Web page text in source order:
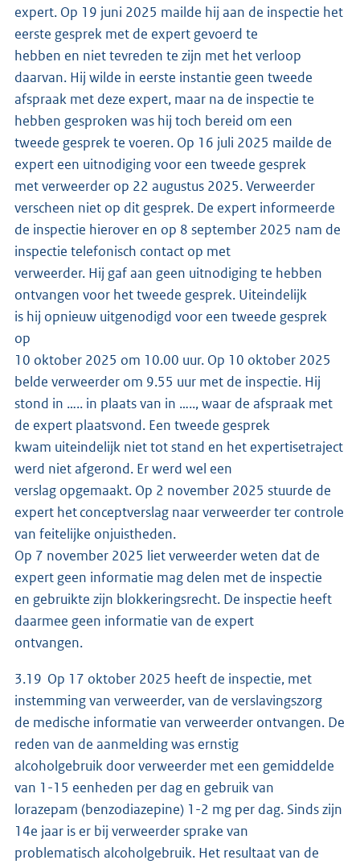
expert. Op 19 juni 2025 mailde hij aan de inspectie het
eerste gesprek met de expert gevoerd te
hebben en niet tevreden te zijn met het verloop
daarvan. Hij wilde in eerste instantie geen tweede
afspraak met deze expert, maar na de inspectie te
hebben gesproken was hij toch bereid om een
tweede gesprek te voeren. Op 16 juli 2025 mailde de
expert een uitnodiging voor een tweede gesprek
met verweerder op 22 augustus 2025. Verweerder
verscheen niet op dit gesprek. De expert informeerde
de inspectie hierover en op 8 september 2025 nam de
inspectie telefonisch contact op met
verweerder. Hij gaf aan geen uitnodiging te hebben
ontvangen voor het tweede gesprek. Uiteindelijk
is hij opnieuw uitgenodigd voor een tweede gesprek
op
10 oktober 2025 om 10.00 uur. Op 10 oktober 2025
belde verweerder om 9.55 uur met de inspectie. Hij
stond in ….. in plaats van in ….., waar de afspraak met
de expert plaatsvond. Een tweede gesprek
kwam uiteindelijk niet tot stand en het expertisetraject
werd niet afgerond. Er werd wel een
verslag opgemaakt. Op 2 november 2025 stuurde de
expert het conceptverslag naar verweerder ter controle
van feitelijke onjuistheden.
Op 7 november 2025 liet verweerder weten dat de
expert geen informatie mag delen met de inspectie
en gebruikte zijn blokkeringsrecht. De inspectie heeft
daarmee geen informatie van de expert
ontvangen.
3.19 Op 17 oktober 2025 heeft de inspectie, met
instemming van verweerder, van de verslavingszorg
de medische informatie van verweerder ontvangen. De
reden van de aanmelding was ernstig
alcoholgebruik door verweerder met een gemiddelde
van 1-15 eenheden per dag en gebruik van
lorazepam (benzodiazepine) 1-2 mg per dag. Sinds zijn
14e jaar is er bij verweerder sprake van
problematisch alcoholgebruik. Het resultaat van de